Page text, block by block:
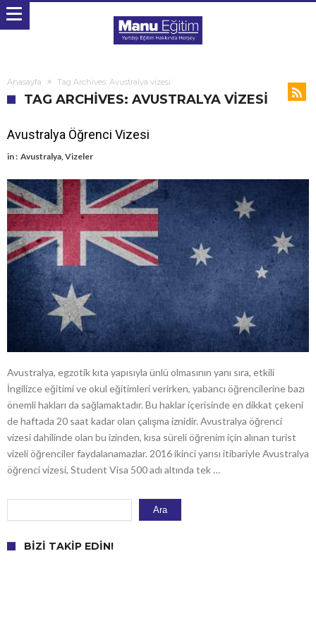
Anasayfa Tag Archives: Avustralya vizesi
TAG ARCHIVES: AVUSTRALYA VIZESI
Avustralya Öğrenci Vizesi
in : Avustralya,Vizeler
Avustralya, egzotik kıta yapısıyla ünlü olmasının yanı sıra, etkili
İngilizce eğitimi ve okul eğitimleri verirken, yabancı öğrencilerine bazı
önemli hakları da sağlamaktadır. Bu haklar içerisinde en dikkat çekeni
de haftada 20 saat kadar olan çalışma iznidir. Avustralya öğrenci
vizesi dahilinde olan bu izinden, kısa süreli öğrenim için alınan turist
vizeli öğrenciler faydalanamazlar. 2016 ikinci yarısı itibariyle Avustralya
öğrenci vizesi, Student Visa 500 adı altında tek …
Ara
BIZI TAKIP EDIN!